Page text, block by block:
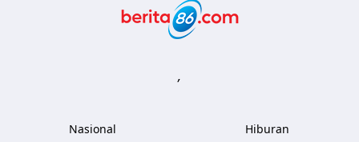
,
Nasional
Hiburan